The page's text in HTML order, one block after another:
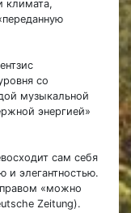
климата,
со
музыкальной
энергией»
сам себя
и элегантностью.
«можно
Zeitung).